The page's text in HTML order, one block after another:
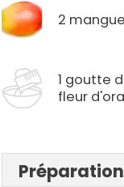
2
1 goutte
fleur
Préparation